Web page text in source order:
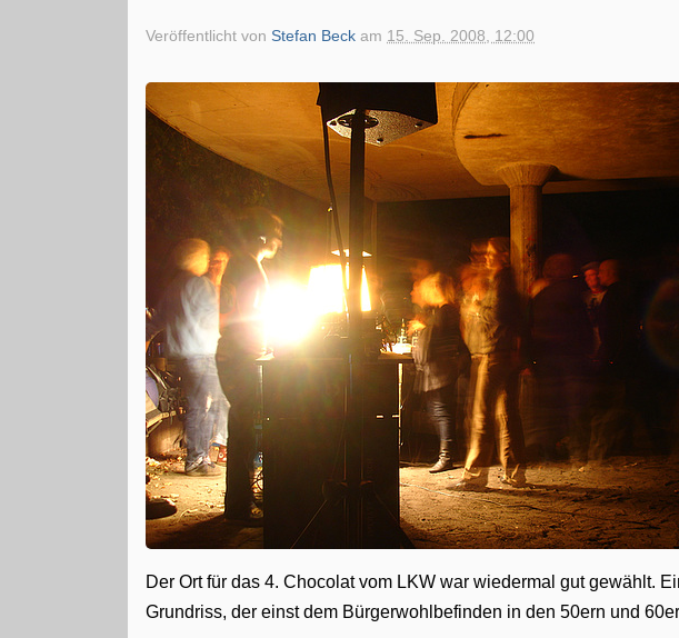
Veröffentlicht vonStefan Beck am 15. Sep. 2008, 12:00
Der Ort für das 4. Chocolat vom LKW war wiedermal gut gewählt.
Grundriss, der einst dem Bürgerwohlbefinden in den 50ern und